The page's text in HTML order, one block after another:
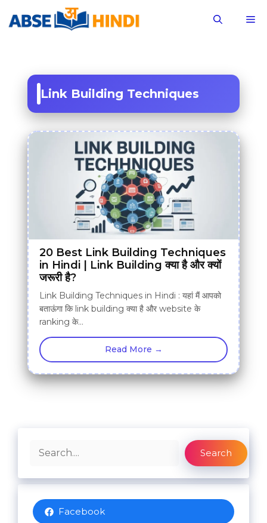
Link Building Techniques
20 Best Link Building Techniques
in Hindi | Link Building क्या है और क्यों
जरूरी है?
Link Building Techniques in Hindi : यहां मैं आपको
बताऊंगा कि link building क्या है और website के
ranking के…
Read More →
Search
Search
Facebook